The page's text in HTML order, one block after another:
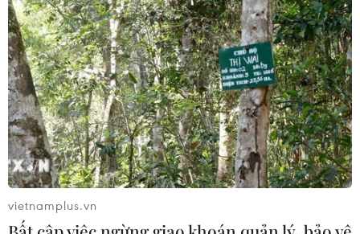
vietnamplus.vn